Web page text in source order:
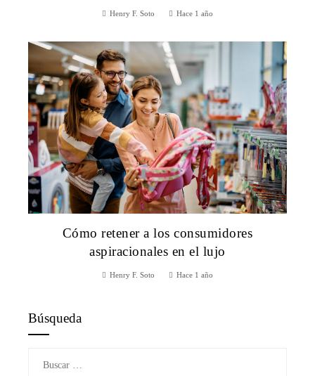
Henry F. Soto Hace 1 año
Cómo retener a los consumidores
aspiracionales en el lujo
Henry F. Soto Hace 1 año
Búsqueda